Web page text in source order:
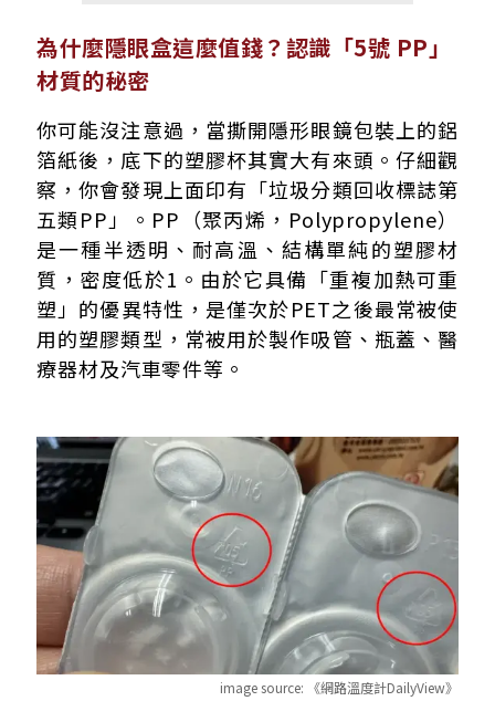
為什麼隱眼盒這麼值錢？認識「5號 PP」
材質的秘密
你可能沒注意過，當撕開隱形眼鏡包裝上的鋁
箔紙後，底下的塑膠杯其實大有來頭。仔細觀
察，你會發現上面印有「垃圾分類回收標誌第
五類PP」。PP（聚丙烯，Polypropylene）
是一種半透明、耐高溫、結構單純的塑膠材
質，密度低於1。由於它具備「重複加熱可重
塑」的優異特性，是僅次於PET之後最常被使
用的塑膠類型，常被用於製作吸管、瓶蓋、醫
療器材及汽車零件等。
image source: 《網路溫度計DailyView》